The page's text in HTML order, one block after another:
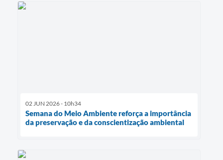
02 JUN 2026 - 10h34
Semana do Meio Ambiente reforça a importância
da preservação e da conscientização ambiental